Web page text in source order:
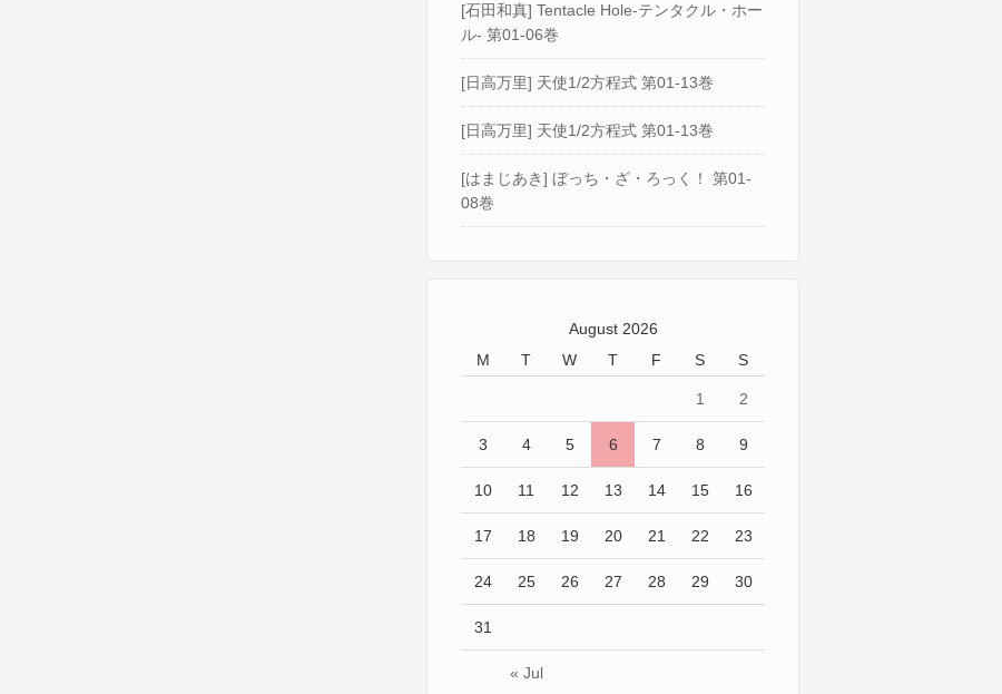
[石田和真] Tentacle Hole-テンタクル・ホー
ル- 第01-06巻
[日高万里] 天使1/2方程式 第01-13巻
[日高万里] 天使1/2方程式 第01-13巻
[はまじあき] ぼっち・ざ・ろっく！ 第01-
08巻
August 2026
M
T W T F S S
« Jul
1 2
3 4 5 6 7 8 9
10 11 12 13 14 15 16
17 18 19 20 21 22 23
24 25 26 27 28 29 30
31